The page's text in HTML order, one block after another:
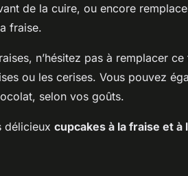
de la cuire, ou encore
fraise.
n’hésitez pas à remplacer
ou les cerises. Vous pouvez
selon vos goûts.
délicieux cupcakes à la fraise et à